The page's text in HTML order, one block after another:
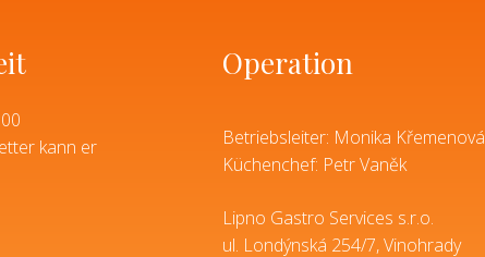
kann er
Operation
Betriebsleiter: Monika Křemenová
Küchenchef: Petr Vaněk
Lipno Gastro Services s.r.o.
ul. Londýnská 254/7, Vinohrady